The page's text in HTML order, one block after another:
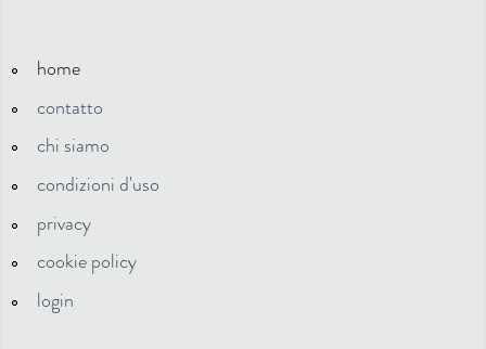
home
contatto
chi siamo
condizioni d'uso
privacy
cookie policy
login